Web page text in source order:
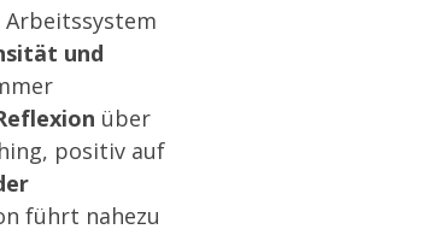
und
über
positiv auf
führt nahezu